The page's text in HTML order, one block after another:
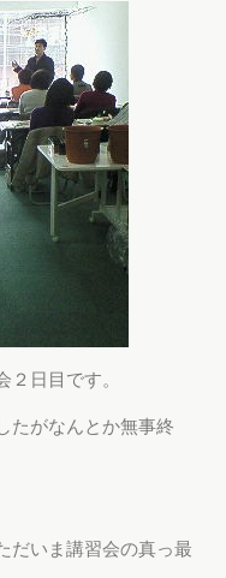
日目です。
たがなんとか無事終
だいま講習会の真っ最